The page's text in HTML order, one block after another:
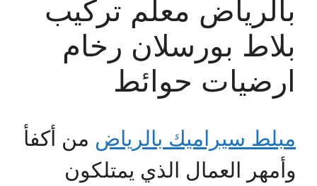
بالرياض معلم تركيب
بلاط بورسلان رخام
ارضيات حوائط
مبلط سيراميك بالرياض من أكفأ
وأمهر العمال الذي يمتلكون